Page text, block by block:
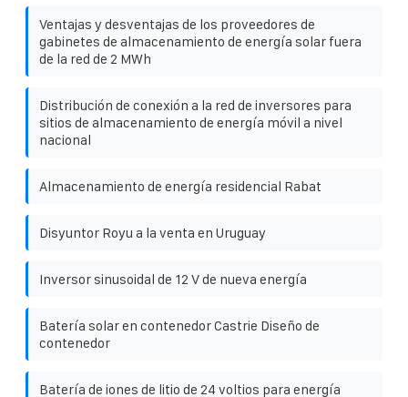
Ventajas y desventajas de los proveedores de
gabinetes de almacenamiento de energía solar fuera
de la red de 2 MWh
Distribución de conexión a la red de inversores para
sitios de almacenamiento de energía móvil a nivel
nacional
Almacenamiento de energía residencial Rabat
Disyuntor Royu a la venta en Uruguay
Inversor sinusoidal de 12 V de nueva energía
Batería solar en contenedor Castrie Diseño de
contenedor
Batería de iones de litio de 24 voltios para energía